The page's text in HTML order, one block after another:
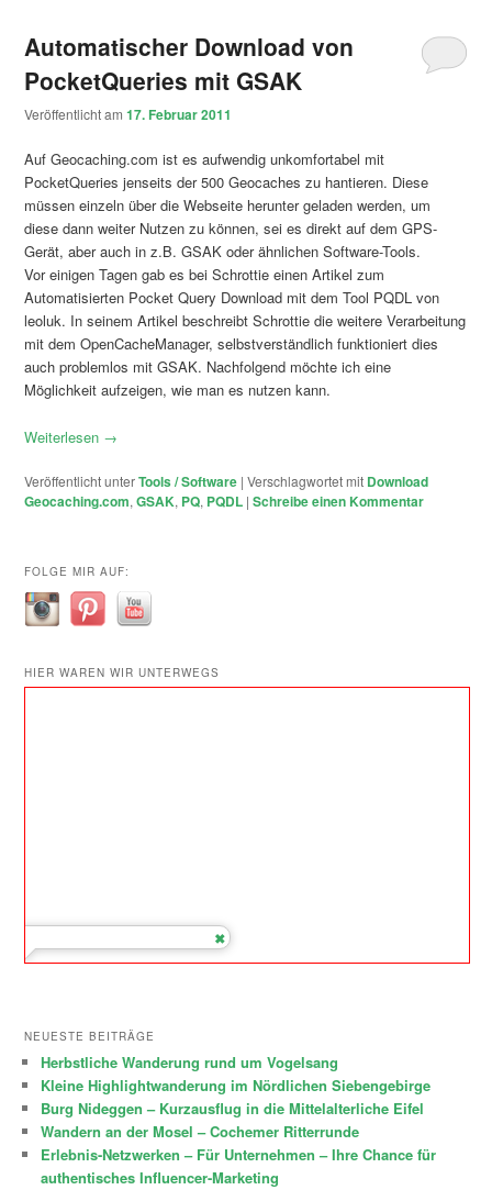
Automatischer Download von
PocketQueries mit GSAK
Veröffentlicht am17. Februar 2011
Auf Geocaching.com ist es aufwendig unkomfortabel mit
PocketQueries jenseits der 500 Geocaches zu hantieren. Diese
müssen einzeln über die Webseite herunter geladen werden, um
diese dann weiter Nutzen zu können, sei es direkt auf dem GPS-
Gerät, aber auch in z.B. GSAK oder ähnlichen Software-Tools.
Vor einigen Tagen gab es bei Schrottie einen Artikel zum
Automatisierten Pocket Query Download mit dem Tool PQDL von
leoluk. In seinem Artikel beschreibt Schrottie die weitere Verarbeitung
mit dem OpenCacheManager, selbstverständlich funktioniert dies
auch problemlos mit GSAK. Nachfolgend möchte ich eine
Möglichkeit aufzeigen, wie man es nutzen kann.
Weiterlesen →
Veröffentlicht unterTools / Software |Verschlagwortet mit Download
Geocaching.com,GSAK, PQ, PQDL |Schreibe einen Kommentar
FOLGE MIR AUF:
HIER WAREN WIR UNTERWEGS
NEUESTE BEITRÄGE
Herbstliche Wanderung rund um Vogelsang
Kleine Highlightwanderung im Nördlichen Siebengebirge
Burg Nideggen – Kurzausflug in die Mittelalterliche Eifel
Wandern an der Mosel – Cochemer Ritterrunde
Erlebnis-Netzwerken – Für Unternehmen – Ihre Chance für
authentisches Influencer-Marketing